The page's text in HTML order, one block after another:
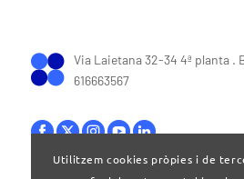
Via Laietana 32-34 4ª planta .
616663567
Utilitzem cookies pròpies i de